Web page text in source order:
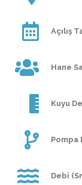
Açılış
Hane
Kuyu
Pompa
Debi